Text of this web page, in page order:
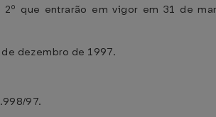
que entrarão em vigor em 31 de
dezembro de 1997.
97.